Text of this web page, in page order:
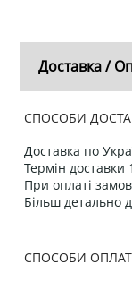
Доставка /
СПОСОБИ
Доставка по
Термін доставки
При оплаті
Більш детально
СПОСОБИ